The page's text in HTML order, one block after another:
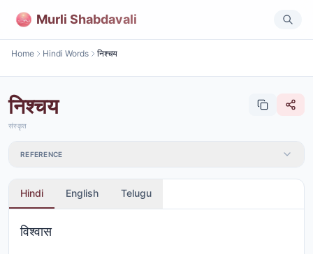
Murli Shabdavali
Home Hindi Words निश्चय
निश्चय
संस्कृत
REFERENCE
Hindi English Telugu
विश्वास